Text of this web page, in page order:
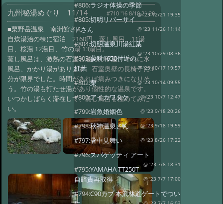
九州秘湯めぐり 11/14 #710 '16 8/10 21:20
■栗野岳温泉 南洲館さん
自炊湯治の棟に宿泊 2160円。蒸し風呂 11湯
目、桜湯 12湯目、竹の湯 13湯目。
蒸し風呂は、激熱の石室と温めの部屋、それに水
風呂、かかり湯があります。石室奥壁の長椅子に3
分が限界でした。時間があれば病みつきになりそ
う。竹の湯も打たせ湯があり個性的な温泉です。
いつかしばらく滞在して、蒸し風呂を極めてみた
い。
#806:ラジオ体操の季節
@ '23 12/21 19:35
#805:切明リバーサイ
ドさん
@ '23 11/26 11:14
#804:切明温泉川湯紅葉
@ '23 10/29 08:36
#803:蓼科1650付近の
紅葉
@ '23 10/17 19:57
#802:栗 @ '23 10/14 09:55
#800:アイカワタケ @ '23 10/7 12:47
#799:岩魚婚姻色 @ '23 9/18 20:26
#798:秋神温泉さん @ '23 9/18 19:59
#797:暑中見舞い @ '23 8/26 17:22
#796:スパゲッティ アート
@ '23 7/8 18:31
#795:YAMAHA TT250T
自賠責再取得
@ '23 7/7 17:00
#794:C90カブ 本沢林道ゲートでつい